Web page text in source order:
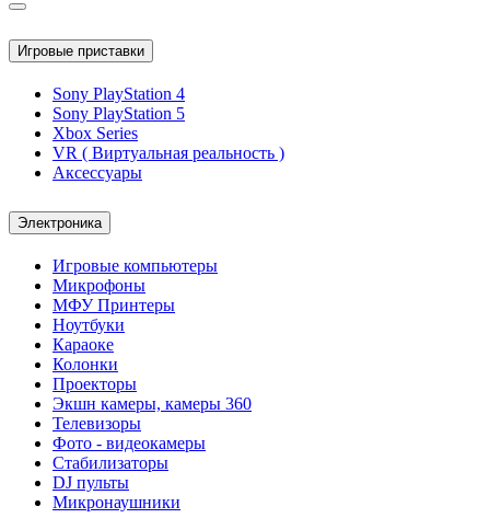
Игровые приставки
Sony PlayStation 4
Sony PlayStation 5
Xbox Series
VR ( Виртуальная реальность )
Аксессуары
Электроника
Игровые компьютеры
Микрофоны
МФУ Принтеры
Ноутбуки
Караоке
Колонки
Проекторы
Экшн камеры, камеры 360
Телевизоры
Фото - видеокамеры
Стабилизаторы
DJ пульты
Микронаушники